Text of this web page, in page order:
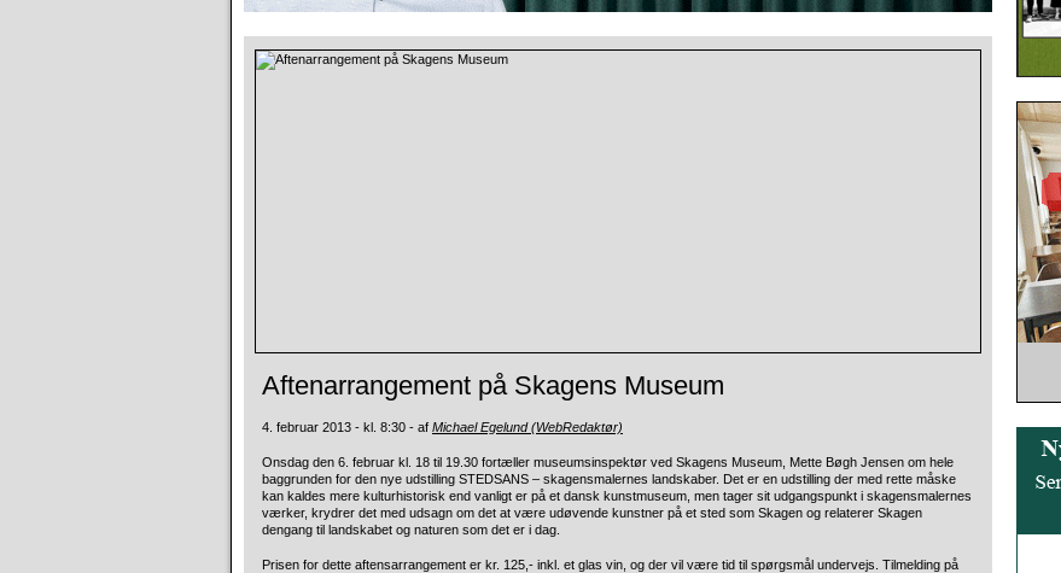
Aftenarrangement på Skagens Museum
4. februar 2013 - kl. 8:30 - af Michael Egelund (WebRedaktør)
Onsdag den 6. februar kl. 18 til 19.30 fortæller museumsinspektør ved Skagens Museum, Mette Bøgh Jensen om hele
baggrunden for den nye udstilling STEDSANS – skagensmalernes landskaber. Det er en udstilling der med rette måske
kan kaldes mere kulturhistorisk end vanligt er på et dansk kunstmuseum, men tager sit udgangspunkt i skagensmalernes
værker, krydrer det med udsagn om det at være udøvende kunstner på et sted som Skagen og relaterer Skagen
dengang til landskabet og naturen som det er i dag.
Prisen for dette aftensarrangement er kr. 125,- inkl. et glas vin, og der vil være tid til spørgsmål undervejs. Tilmelding på